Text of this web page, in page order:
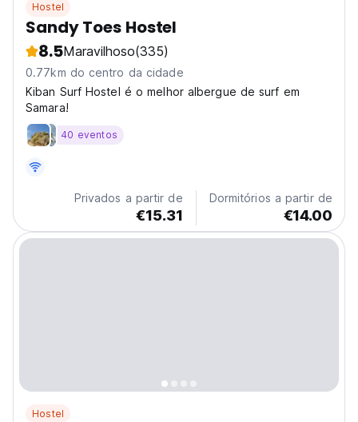
Hostel
Sandy Toes Hostel
8.5Maravilhoso(335)
0.77km do centro da cidade
Kiban Surf Hostel é o melhor albergue de surf em
Samara!
40 eventos
Privados a partir de
€15.31
Dormitórios a partir de
€14.00
Hostel